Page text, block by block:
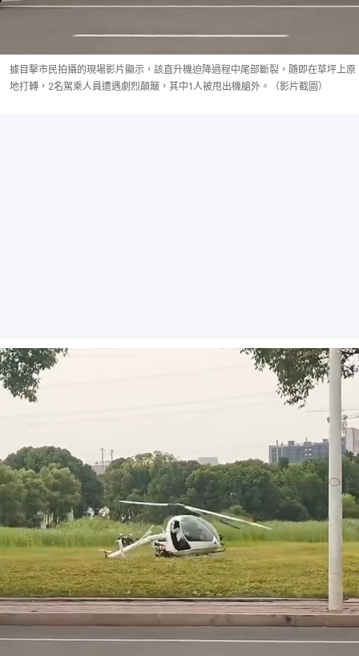
據目擊市民拍攝的現場影片顯示，該直升機迫降過程中尾部斷裂，隨即在草坪上原
地打轉，2名駕乘人員遭遇劇烈顛簸，其中1人被甩出機艙外。（影片截圖）